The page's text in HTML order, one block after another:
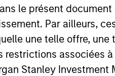
le présent
Par ailleurs,
une telle offre,
restrictions associées
Stanley
Morgan
Morgan